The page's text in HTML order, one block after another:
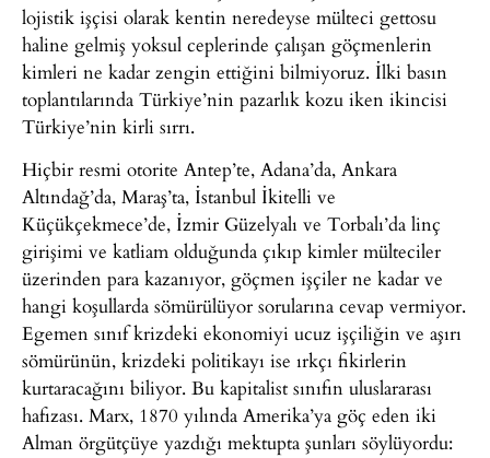
lojistik işçisi olarak kentin neredeyse mülteci gettosu
haline gelmiş yoksul ceplerinde çalışan göçmenlerin
kimleri ne kadar zengin ettiğini bilmiyoruz. İlki basın
toplantılarında Türkiye’nin pazarlık kozu iken ikincisi
Türkiye’nin kirli sırrı.
Hiçbir resmi otorite Antep’te, Adana’da, Ankara
Altındağ’da, Maraş’ta, İstanbul İkitelli ve
Küçükçekmece’de, İzmir Güzelyalı ve Torbalı’da linç
girişimi ve katliam olduğunda çıkıp kimler mülteciler
üzerinden para kazanıyor, göçmen işçiler ne kadar ve
hangi koşullarda sömürülüyor sorularına cevap vermiyor.
Egemen sınıf krizdeki ekonomiyi ucuz işçiliğin ve aşırı
sömürünün, krizdeki politikayı ise ırkçı fikirlerin
kurtaracağını biliyor. Bu kapitalist sınıfın uluslararası
hafızası. Marx, 1870 yılında Amerika’ya göç eden iki
Alman örgütçüye yazdığı mektupta şunları söylüyordu: